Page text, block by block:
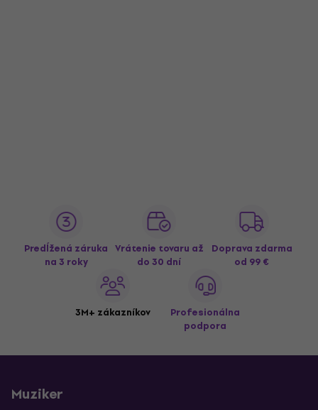
Predĺžená záruka
na 3 roky
Vrátenie tovaru až
do 30 dní
Doprava zdarma
od 99 €
3M+ zákazníkov
Profesionálna
podpora
Muziker